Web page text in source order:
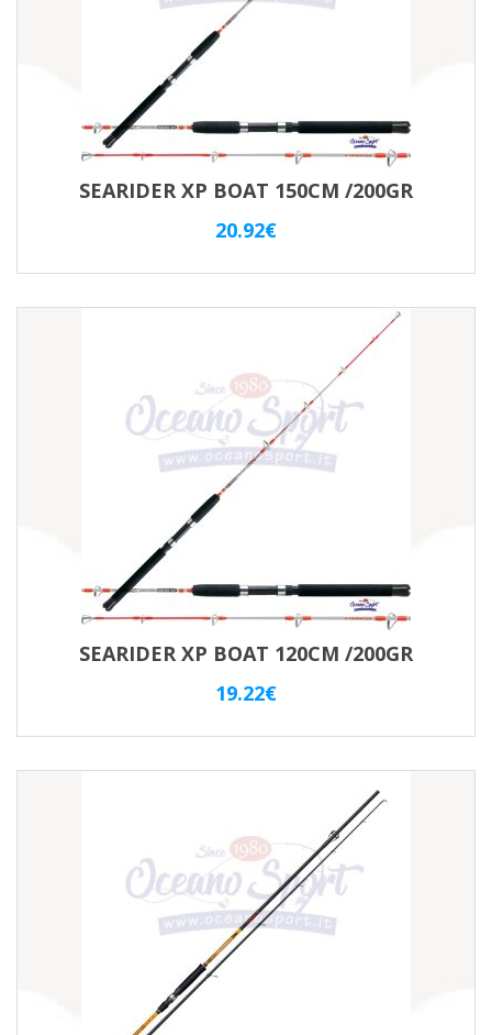
SEARIDER XP BOAT 150CM /200GR
20.92€
SEARIDER XP BOAT 120CM /200GR
19.22€